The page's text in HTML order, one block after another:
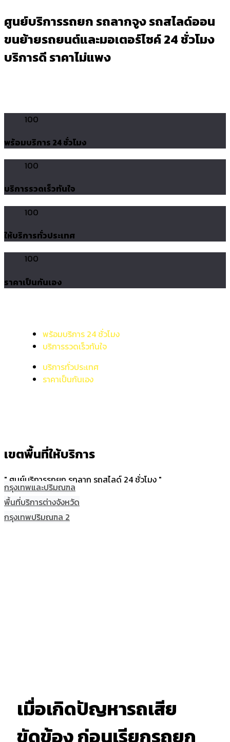
ศูนย์บริการรถยก รถลากจูง รถสไลด์ออน
ขนย้ายรถยนต์และมอเตอร์ไซค์ 24 ชั่วโมง
บริการดี ราคาไม่แพง
100
พร้อมบริการ 24 ชั่วโมง
100
บริการรวดเร็วทันใจ
100
ให้บริการทั่วประเทศ
100
ราคาเป็นกันเอง
พร้อมบริการ 24 ชั่วโมง
บริการรวดเร็วทันใจ
บริการทั่วประเทศ
ราคาเป็นกันเอง
เขตพื้นที่ให้บริการ
" ศูนย์บริการรถยก รถลาก รถสไลด์ 24 ชั่วโมง "
กรุงเทพและปริมณฑล
พื้นที่บริการต่างจังหวัด
กรุงเทพปริมณฑล 2
เมื่อเกิดปัญหารถเสีย